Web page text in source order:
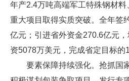
年产2.4万吨高端军工特殊钢材
重大项目取得实质突破。全年签
亿元；引进省外资金270.6亿元
资5078万美元，完成省定目标的
要素保障持续强化。抢抓国